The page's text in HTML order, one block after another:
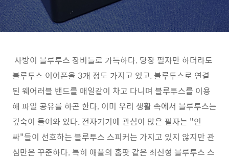
사방이 블루투스 장비들로 가득하다. 당장 필자만 하더라도
블루투스 이어폰을 3개 정도 가지고 있고, 블루투스로 연결
된 웨어러블 밴드를 매일같이 차고 다니며 블루투스를 이용
해 파일 공유를 하곤 한다. 이미 우리 생활 속에서 블루투스는
깊숙이 들어와 있다. 전자기기에 관심이 많은 필자는 "인
싸"들이 선호하는 블루투스 스피커는 가지고 있지 않지만 관
심만은 꾸준하다. 특히 애플의 홈팟 같은 최신형 블루투스 스